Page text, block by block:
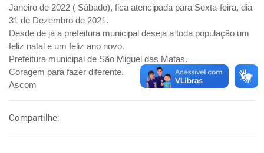
Janeiro de 2022 ( Sábado), fica atencipada para Sexta-feira, dia
31 de Dezembro de 2021.
Desde de já a prefeitura municipal deseja a toda população um
feliz natal e um feliz ano novo.
Prefeitura municipal de São Miguel das Matas.
Coragem para fazer diferente.
Ascom
Compartilhe: